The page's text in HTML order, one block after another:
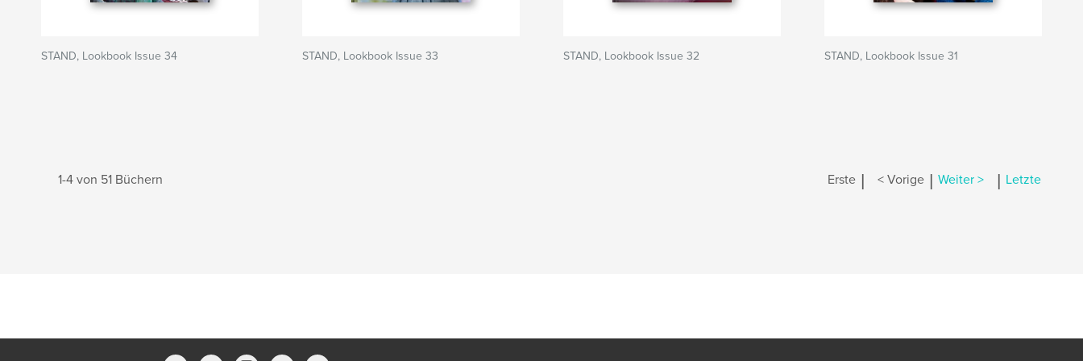
STAND, Lookbook Issue 34 STAND, Lookbook Issue 33 STAND, Lookbook Issue 32 STAND, Lookbook Issue 31
1-4 von 51 Büchern Erste | < Vorige | Weiter > | Letzte